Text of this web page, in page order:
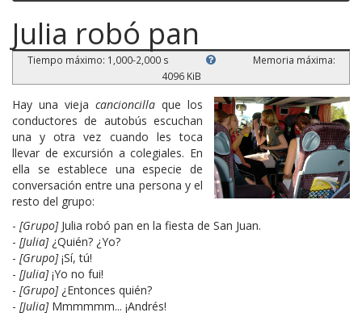
Julia robó pan
Tiempo máximo: 1,000-2,000 s
Memoria máxima:
4096 KiB
Hay una vieja cancioncilla que los
conductores de autobús escuchan
una y otra vez cuando les toca
llevar de excursión a colegiales. En
ella se establece una especie de
conversación entre una persona y el
resto del grupo:
- [Grupo]Julia robó pan en la fiesta de San Juan.
- [Julia]¿Quién? ¿Yo?
- [Grupo]¡Sí, tú!
- [Julia]¡Yo no fui!
- [Grupo]¿Entonces quién?
- [Julia]Mmmmmm... ¡Andrés!